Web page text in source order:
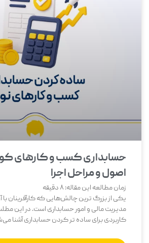
حسابداری کسب و کارهای
اصول و مراحل اجرا
زمان مطالعه این مقاله:8دقیقه
یکی از بزرگ‌ ترین چالش‌هایی که کارآفرینان
کاربردی برای ساده تر کردن حسابداری آشنا